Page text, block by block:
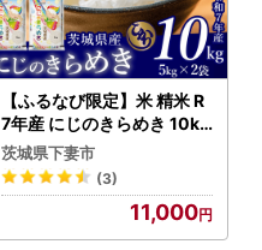
【ふるなび限定】米 精米 R
7年産 にじのきらめき 10kg
10月 FN-Limited-PR
茨城県下妻市
(3)
11,000